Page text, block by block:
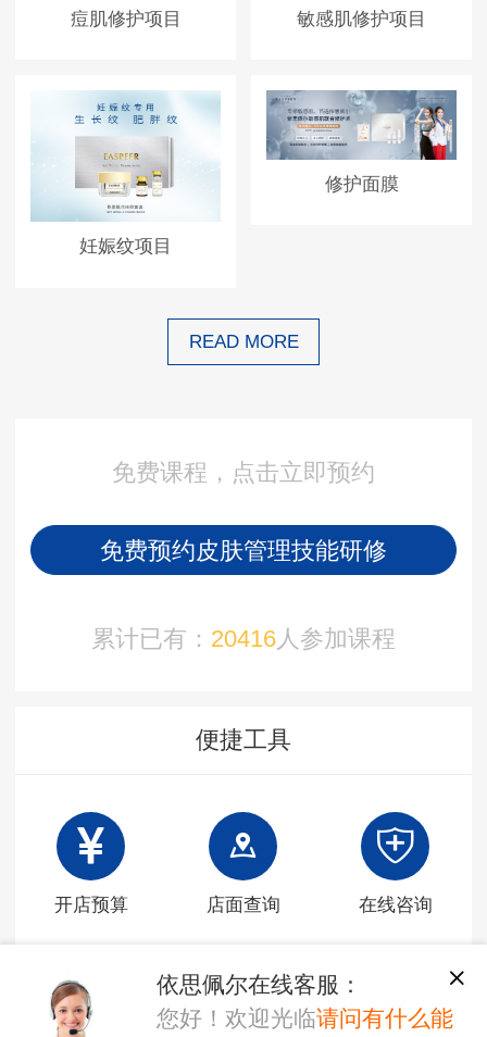
痘肌修护项目 敏感肌修护项目
妊娠纹项目
修护面膜
READ MORE
免费课程，点击立即预约
免费预约皮肤管理技能研修
累计已有： 20416人参加课程
便捷工具
开店预算 店面查询 在线咨询
依思佩尔在线客服：
您好！欢迎光临请问有什么能